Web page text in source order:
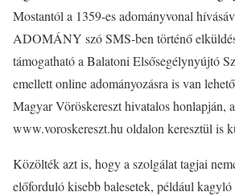
Mostantól a 1359-es adományvonal
ADOMÁNY szó SMS-ben történő
támogatható a Balatoni Elsősegélynyújtó
emellett online adományozásra is van
Magyar Vöröskereszt hivatalos honlapján, a
www.voroskereszt.hu oldalon keresztül is
Közölték azt is, hogy a szolgálat tagjai
előforduló kisebb balesetek, például kagyló